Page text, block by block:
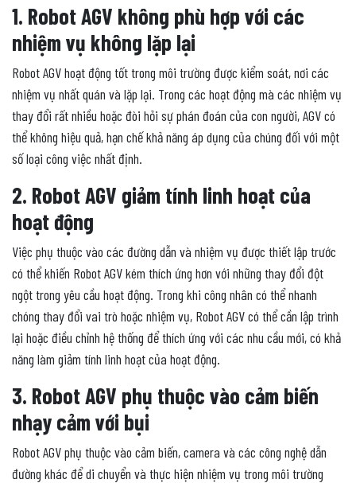
1. Robot AGV không phù hợp với các
nhiệm vụ không lặp lại
Robot AGV hoạt động tốt trong môi trường được kiểm soát, nơi các
nhiệm vụ nhất quán và lặp lại. Trong các hoạt động mà các nhiệm vụ
thay đổi rất nhiều hoặc đòi hỏi sự phán đoán của con người, AGV có
thể không hiệu quả, hạn chế khả năng áp dụng của chúng đối với một
số loại công việc nhất định.
2. Robot AGV giảm tính linh hoạt của
hoạt động
Việc phụ thuộc vào các đường dẫn và nhiệm vụ được thiết lập trước
có thể khiến Robot AGV kém thích ứng hơn với những thay đổi đột
ngột trong yêu cầu hoạt động. Trong khi công nhân có thể nhanh
chóng thay đổi vai trò hoặc nhiệm vụ, Robot AGV có thể cần lập trình
lại hoặc điều chỉnh hệ thống để thích ứng với các nhu cầu mới, có khả
năng làm giảm tính linh hoạt của hoạt động.
3. Robot AGV phụ thuộc vào cảm biến
nhạy cảm với bụi
Robot AGV phụ thuộc vào cảm biến, camera và các công nghệ dẫn
đường khác để di chuyển và thực hiện nhiệm vụ trong môi trường